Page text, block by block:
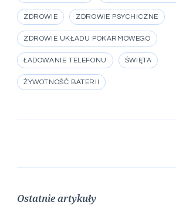
ZDROWIE ZDROWIE PSYCHICZNE
ZDROWIE UKŁADU POKARMOWEGO
ŁADOWANIE TELEFONU ŚWIĘTA
ŻYWOTNOŚĆ BATERII
Ostatnie artykuły